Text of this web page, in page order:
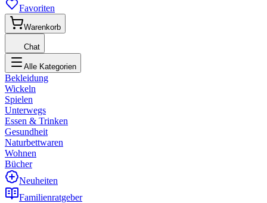
Favoriten
Warenkorb
Chat
Alle Kategorien
Bekleidung
Wickeln
Spielen
Unterwegs
Essen & Trinken
Gesundheit
Naturbettwaren
Wohnen
Bücher
Neuheiten
Familienratgeber